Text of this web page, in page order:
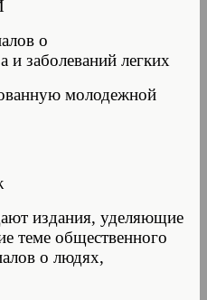
о
и заболеваний легких
молодежной
издания, уделяющие
теме общественного
о людях,